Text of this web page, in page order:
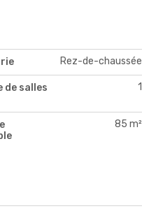
Rez-de-chaussée
de salles
1
85 m²